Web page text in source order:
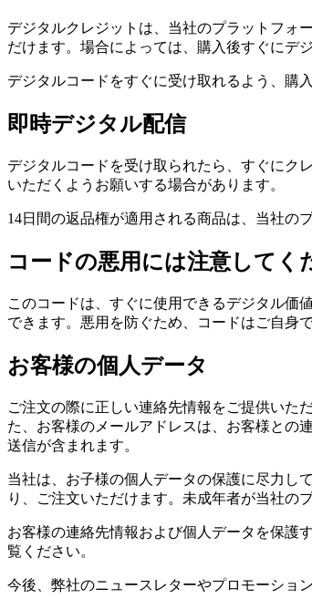
デジタルクレジットは、当社のプラットフォ
だけます。場合によっては、購入後すぐにデ
デジタルコードをすぐに受け取れるよう、購
即時デジタル配信
デジタルコードを受け取られたら、すぐにク
いただくようお願いする場合があります。
14日間の返品権が適用される商品は、当社の
コードの悪用には注意してく
このコードは、すぐに使用できるデジタル価
できます。悪用を防ぐため、コードはご自身
お客様の個人データ
ご注文の際に正しい連絡先情報をご提供いた
た、お客様のメールアドレスは、お客様との
送信が含まれます。
当社は、お子様の個人データの保護に尽力し
り、ご注文いただけます。未成年者が当社の
お客様の連絡先情報および個人データを保護
覧ください。
今後、弊社のニュースレターやプロモーショ